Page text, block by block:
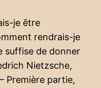
je être
rendrais-je
suffise de donner
Nietzsche,
Première partie,